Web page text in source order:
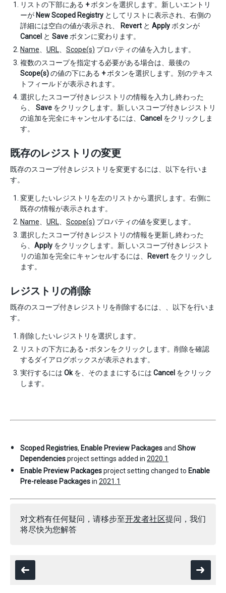
リストの下部にある +ボタンを選択します。新しいエントリ
ーが New Scoped Registry としてリストに表示され、右側の
詳細には空白の値が表示され、
Revert と Applyボタンが
Cancel と Saveボタンに変わります。
Name、 URL、 Scope(s) プロパティの値を入力します。
複数のスコープを指定する必要がある場合は、最後の
Scope(s)の値の下にある +ボタンを選択します。別のテキス
トフィールドが表示されます。
選択したスコープ付きレジストリの情報を入力し終わった
ら、 Save をクリックします。新しいスコープ付きレジストリ
の追加を完全にキャンセルするには、 Cancel をクリックしま
す。
既存のレジストリの変更
既存のスコープ付きレジストリを変更するには、以下を行いま
す。
変更したいレジストリを左のリストから選択します。右側に
既存の情報が表示されます。
Name、 URL、 Scope(s) プロパティの値を変更します。
選択したスコープ付きレジストリの情報を更新し終わった
ら、 Apply をクリックします。新しいスコープ付きレジスト
リの追加を完全にキャンセルするには、
Revert をクリックし
ます。
レジストリの削除
既存のスコープ付きレジストリを削除するには、、以下を行いま
す。
削除したいレジストリを選択します。
リストの下方にある -ボタンをクリックします。削除を確認
するダイアログボックスが表示されます。
実行するには Okを、そのままにするには Cancel をクリック
します。
Scoped Registries, Enable Preview Packagesand Show
Dependenciesproject settings added in 2020.1
Enable Preview Packagesproject setting changed to Enable
Pre-release Packagesin 2021.1
对文档有任何疑问，请移步至开发者社区提问，我们
将尽快为您解答